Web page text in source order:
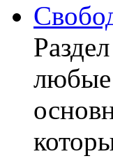
любые